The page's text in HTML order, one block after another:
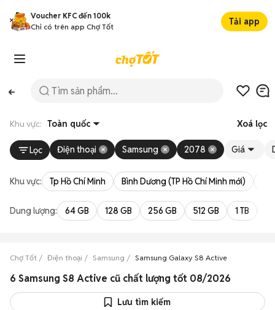
Voucher KFC đến 100k
Chỉ có trên app Chợ Tốt
Tải app
Khu vực: Toàn quốc Xoá lọc
Lọc Điện thoại Samsung 2078 Giá
Khu vực: Tp Hồ Chí Minh Bình Dương (TP Hồ Chí Minh mới)
Dung lượng: 64 GB 128 GB 256 GB 512 GB 1 TB
Chợ Tốt Điện thoại Samsung Samsung Galaxy S8 Active
6 Samsung S8 Active cũ chất lượng tốt 08/2026
Lưu tìm kiếm